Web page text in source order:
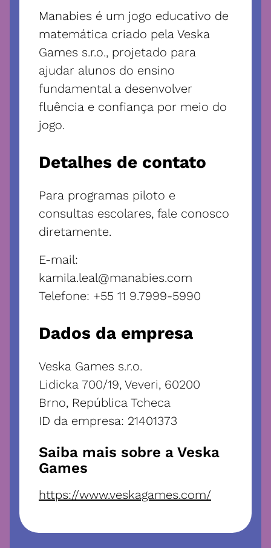
Manabies é um jogo educativo de
matemática criado pela Veska
Games s.r.o., projetado para
ajudar alunos do ensino
fundamental a desenvolver
fluência e confiança por meio do
jogo.
Detalhes de contato
Para programas piloto e
consultas escolares, fale conosco
diretamente.
E-mail:
kamila.leal@manabies.com
Telefone: +55 11 9.7999-5990
Dados da empresa
Veska Games s.r.o.
Lidicka 700/19, Veveri, 60200
Brno, República Tcheca
ID da empresa: 21401373
Saiba mais sobre a Veska
Games
https://www.veskagames.com/